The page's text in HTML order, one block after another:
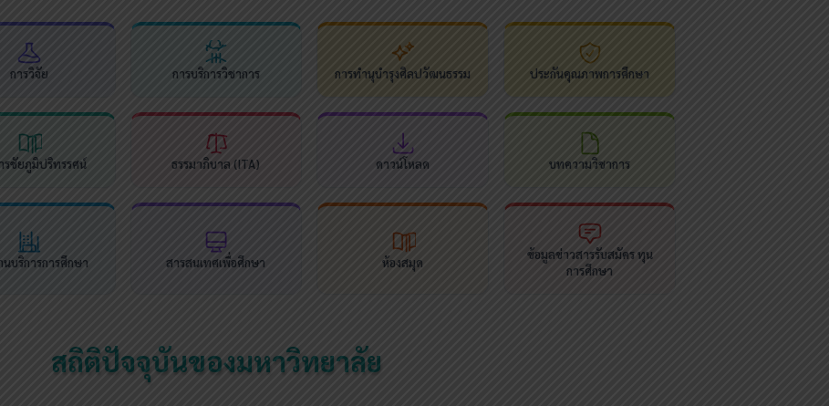
การวิจัย การบริการวิชาการ การทำนุบำรุงศิลปวัฒนธรรม ประกันคุณภาพการศึกษา
รชัยภูมิปริทรรศน์ ธรรมาภิบาล (ITA) ดาวน์โหลด บทความวิชาการ
นบริการการศึกษา สารสนเทศเพื่อศึกษา ห้องสมุด
ข้อมูลข่าวสารรับสมัคร ทุน
การศึกษา
สถิติปัจจุบันของมหาวิทยาลัย